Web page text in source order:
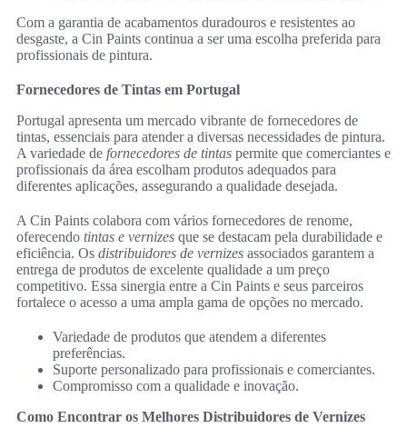
Com a garantia de acabamentos duradouros e resistentes ao
desgaste, a Cin Paints continua a ser uma escolha preferida para
profissionais de pintura.
Fornecedores de Tintas em Portugal
Portugal apresenta um mercado vibrante de fornecedores de
tintas, essenciais para atender a diversas necessidades de pintura.
A variedade de fornecedores de tintas permite que comerciantes e
profissionais da área escolham produtos adequados para
diferentes aplicações, assegurando a qualidade desejada.
A Cin Paints colabora com vários fornecedores de renome,
oferecendo tintas e vernizes que se destacam pela durabilidade e
eficiência. Os distribuidores de vernizes associados garantem a
entrega de produtos de excelente qualidade a um preço
competitivo. Essa sinergia entre a Cin Paints e seus parceiros
fortalece o acesso a uma ampla gama de opções no mercado.
Variedade de produtos que atendem a diferentes
preferências.
Suporte personalizado para profissionais e comerciantes.
Compromisso com a qualidade e inovação.
Como Encontrar os Melhores Distribuidores de Vernizes